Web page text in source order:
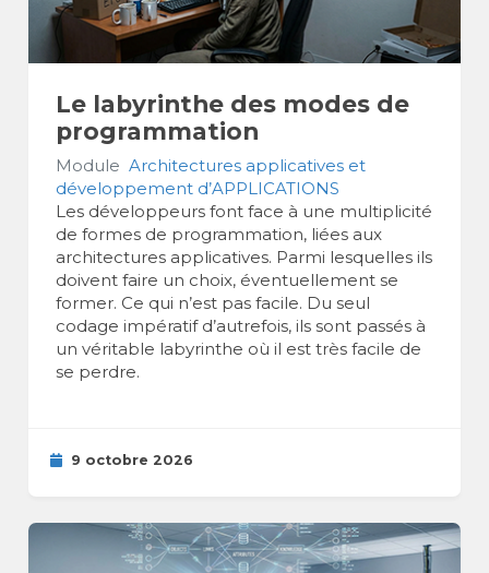
Le labyrinthe des modes de
programmation
Module Architectures applicatives et
développement d’APPLICATIONS
Les développeurs font face à une multiplicité
de formes de programmation, liées aux
architectures applicatives. Parmi lesquelles ils
doivent faire un choix, éventuellement se
former. Ce qui n’est pas facile. Du seul
codage impératif d’autrefois, ils sont passés à
un véritable labyrinthe où il est très facile de
se perdre.
9 octobre 2026